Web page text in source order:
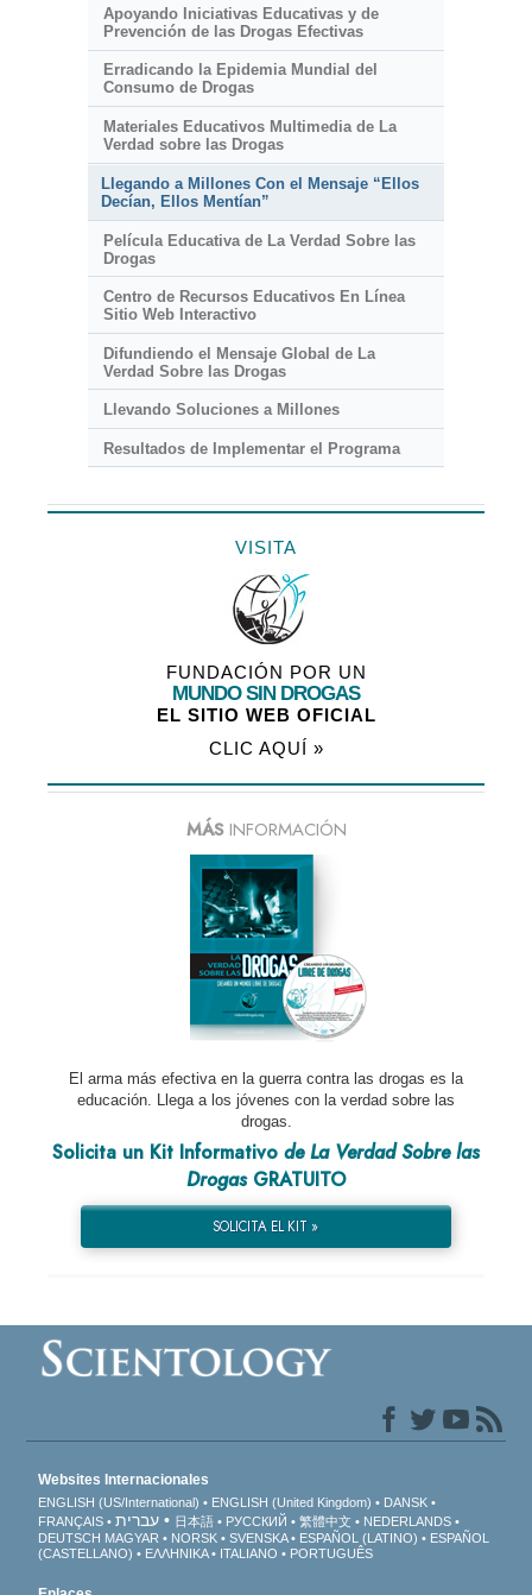
Apoyando Iniciativas Educativas y de
Prevención de las Drogas Efectivas
Erradicando la Epidemia Mundial del
Consumo de Drogas
Materiales Educativos Multimedia de La
Verdad sobre las Drogas
Llegando a Millones Con el Mensaje “Ellos
Decían, Ellos Mentían”
Película Educativa de La Verdad Sobre las
Drogas
Centro de Recursos Educativos En Línea
Sitio Web Interactivo
Difundiendo el Mensaje Global de La
Verdad Sobre las Drogas
Llevando Soluciones a Millones
Resultados de Implementar el Programa
VISITA
FUNDACIÓN POR UN
MUNDO SIN DROGAS
EL SITIO WEB OFICIAL
CLIC AQUÍ »
MÁSINFORMACIÓN
El arma más efectiva en la guerra contra las drogas es la
educación. Llega a los jóvenes con la verdad sobre las
drogas.
Solicita un Kit Informativo de La Verdad Sobre las
DrogasGRATUITO
SOLICITA EL KIT »
Websites Internacionales
ENGLISH (US/International) ENGLISH (United Kingdom)
DANSK
FRANÇAIS
עברית 日本語 РУССКИЙ 繁體中文
NEDERLANDS
DEUTSCH MAGYAR NORSK SVENSKA ESPAÑOL (LATINO)
ESPAÑOL
(CASTELLANO)
ΕΛΛΗΝΙΚA ITALIANO PORTUGUÊS